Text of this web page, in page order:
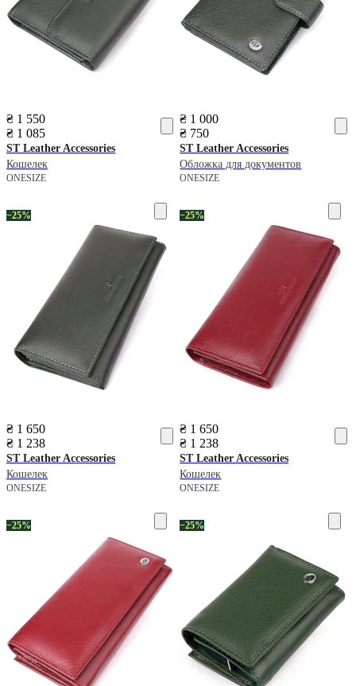
₴ 1 550
₴ 1 085
ST Leather Accessories
Кошелек
ONESIZE
₴ 1 000
₴ 750
ST Leather Accessories
Обложка для документов
ONESIZE
−25%
₴ 1 650
₴ 1 238
ST Leather Accessories
Кошелек
ONESIZE
−25%
₴ 1 650
₴ 1 238
ST Leather Accessories
Кошелек
ONESIZE
−25% −25%